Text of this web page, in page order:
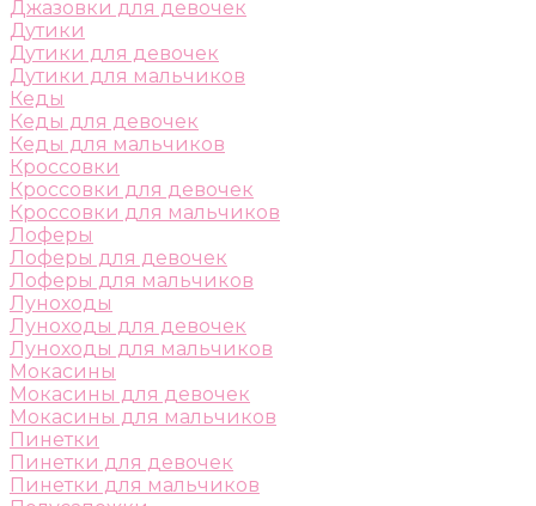
Джазовки для девочек
Дутики
Дутики для девочек
Дутики для мальчиков
Кеды
Кеды для девочек
Кеды для мальчиков
Кроссовки
Кроссовки для девочек
Кроссовки для мальчиков
Лоферы
Лоферы для девочек
Лоферы для мальчиков
Луноходы
Луноходы для девочек
Луноходы для мальчиков
Мокасины
Мокасины для девочек
Мокасины для мальчиков
Пинетки
Пинетки для девочек
Пинетки для мальчиков